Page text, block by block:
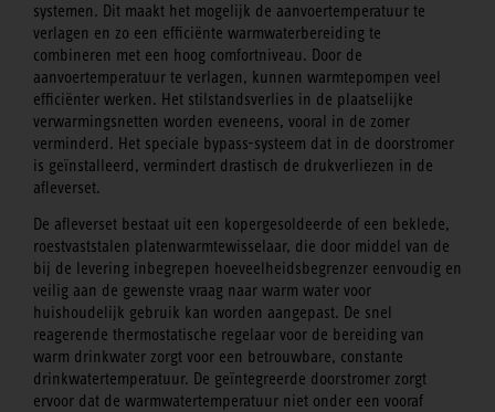
systemen. Dit maakt het mogelijk de aanvoertemperatuur te
verlagen en zo een efficiënte warmwaterbereiding te
combineren met een hoog comfortniveau. Door de
aanvoertemperatuur te verlagen, kunnen warmtepompen veel
efficiënter werken. Het stilstandsverlies in de plaatselijke
verwarmingsnetten worden eveneens, vooral in de zomer
verminderd. Het speciale bypass-systeem dat in de doorstromer
is geïnstalleerd, vermindert drastisch de drukverliezen in de
afleverset.
De afleverset bestaat uit een kopergesoldeerde of een beklede,
roestvaststalen platenwarmtewisselaar, die door middel van de
bij de levering inbegrepen hoeveelheidsbegrenzer eenvoudig en
veilig aan de gewenste vraag naar warm water voor
huishoudelijk gebruik kan worden aangepast. De snel
reagerende thermostatische regelaar voor de bereiding van
warm drinkwater zorgt voor een betrouwbare, constante
drinkwatertemperatuur. De geïntegreerde doorstromer zorgt
ervoor dat de warmwatertemperatuur niet onder een vooraf